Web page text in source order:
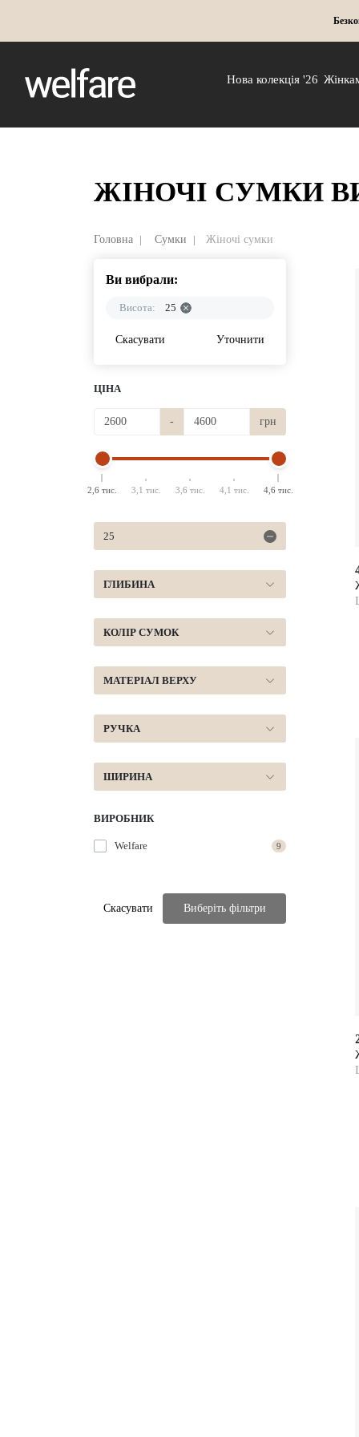
Нова колекція '26
ЖІНОЧІ СУМКИ
Головна Сумки Жіночі сумки
Ви вибрали:
Висота: 25
Скасувати Уточнити
ЦІНА
- грн
2,6 тис. 3,1 тис. 3,6 тис. 4,1 тис. 4,6 тис.
25
ГЛИБИНА
КОЛІР СУМОК
МАТЕРІАЛ ВЕРХУ
РУЧКА
ШИРИНА
ВИРОБНИК
Welfare 9
Скасувати Виберіть фільтри